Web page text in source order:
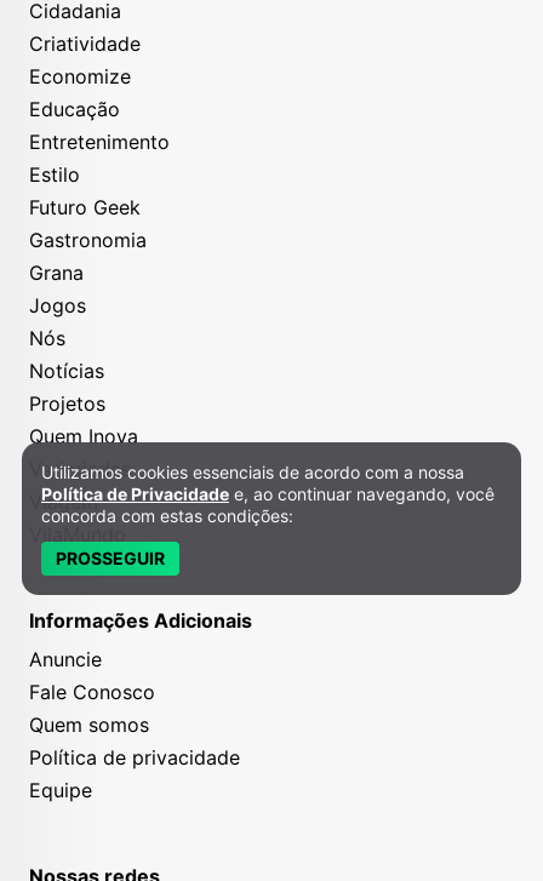
Cidadania
Criatividade
Economize
Educação
Entretenimento
Estilo
Futuro Geek
Gastronomia
Grana
Jogos
Nós
Notícias
Projetos
Quem Inova
Variedades
Viagem
Informações Adicionais
Anuncie
Fale Conosco
Quem somos
Política de privacidade
Equipe
Nossas redes
Política de Privacidade e Cookies
Utilizamos cookies essenciais de acordo com a nossa
Política de Privacidade e, ao continuar navegando, você
concorda com estas condições:
PROSSEGUIR